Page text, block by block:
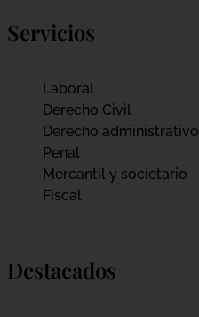
Servicios
Laboral
Derecho Civil
Derecho administrativo
Penal
Mercantil y societario
Fiscal
Destacados